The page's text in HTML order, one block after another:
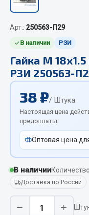
Жидкостные
Весь раздел
Автозвук
Автокаталоги
Аксессуары
Аптечки и знаки
Арт.: 250563-П29
В наличии РЗИ
Гайка М
РЗИ 250563-
38 ₽/ Штука
Настоящая цена
предоплаты
Оптовая цена
В наличии
Доставка по России
− +